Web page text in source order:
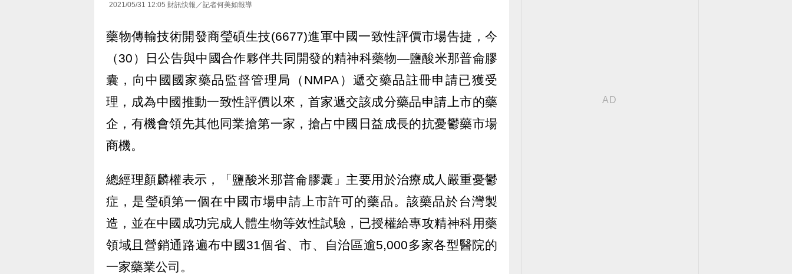
2021/05/31 12:05 財訊快報／記者何美如報導
藥物傳輸技術開發商瑩碩生技(6677)進軍中國一致性評價市場告捷，今
（30）日公告與中國合作夥伴共同開發的精神科藥物—鹽酸米那普侖膠
囊，向中國國家藥品監督管理局（NMPA）遞交藥品註冊申請已獲受
理，成為中國推動一致性評價以來，首家遞交該成分藥品申請上市的藥
企，有機會領先其他同業搶第一家，搶占中國日益成長的抗憂鬱藥市場
商機。
總經理顏麟權表示，「鹽酸米那普侖膠囊」主要用於治療成人嚴重憂鬱
症，是瑩碩第一個在中國市場申請上市許可的藥品。該藥品於台灣製
造，並在中國成功完成人體生物等效性試驗，已授權給專攻精神科用藥
領域且營銷通路遍布中國31個省、市、自治區逾5,000多家各型醫院的
一家藥業公司。